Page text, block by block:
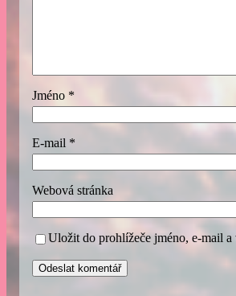
Jméno *
E-mail *
Webová stránka
Uložit do prohlížeče jméno, e-mail